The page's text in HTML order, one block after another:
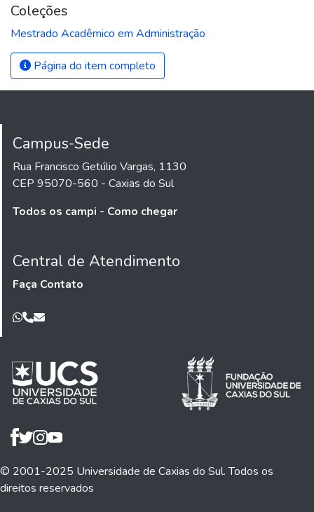
Coleções
Mestrado Acadêmico em Administração
Página do item completo
Campus-Sede
Rua Francisco Getúlio Vargas, 1130
CEP 95070-560 - Caxias do Sul
Todos os campi - Como chegar
Central de Atendimento
Faça Contato
© 2001-2025 Universidade de Caxias do Sul. Todos os
direitos reservados